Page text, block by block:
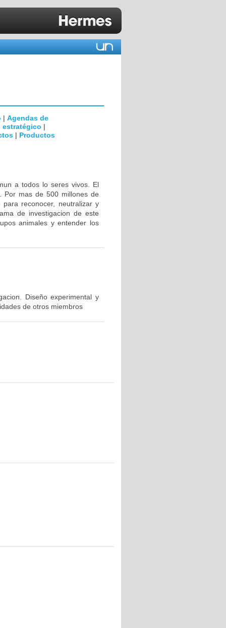
| Agendas de
estratégico |
| Productos
a todos lo seres vivos. El
Por mas de 500 millones de
reconocer, neutralizar y
de investigacion de este
animales y entender los
Diseño experimental y
de otros miembros